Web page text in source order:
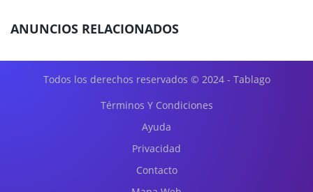
ANUNCIOS RELACIONADOS
Todos los derechos reservados © 2024 - Tablago
Términos Y Condiciones
Ayuda
Privacidad
Contacto